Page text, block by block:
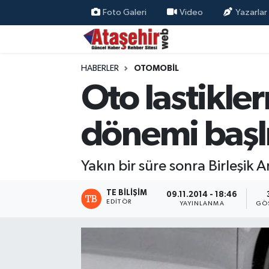
Foto Galeri Video Yazarlar
HABERLER OTOMOBİL
Oto
dönemi
Yakın bir süre sonra Birleşik
TE BILIŞIM
EDITÖR
09.11.2014 - 18:46
YAYINLANMA
Hava Durumu
Süper Lig Puan Durumu ve Fikstür
Tüm Manşetler
Son Dakika Haberleri
Haber Arşivi